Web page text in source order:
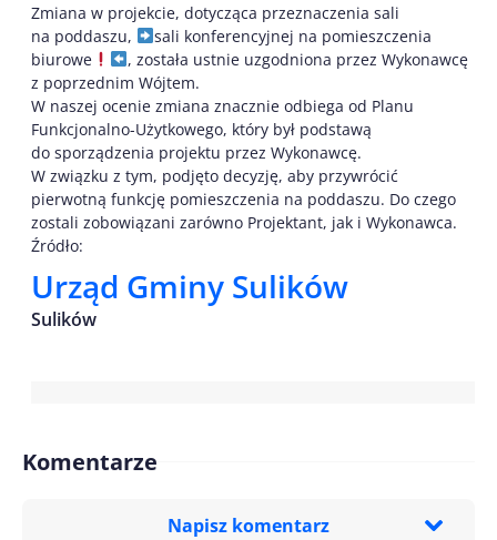
Zmiana w projekcie, dotycząca przeznaczenia sali
na poddaszu,
sali konferencyjnej na pomieszczenia
biurowe
, została ustnie uzgodniona przez Wykonawcę
z poprzednim Wójtem.
W naszej ocenie zmiana znacznie odbiega od Planu
Funkcjonalno-Użytkowego, który był podstawą
do sporządzenia projektu przez Wykonawcę.
W związku z tym, podjęto decyzję, aby przywrócić
pierwotną funkcję pomieszczenia na poddaszu. Do czego
zostali zobowiązani zarówno Projektant, jak i Wykonawca.
Źródło:
Urząd Gminy Sulików
Sulików
Komentarze
Napisz komentarz